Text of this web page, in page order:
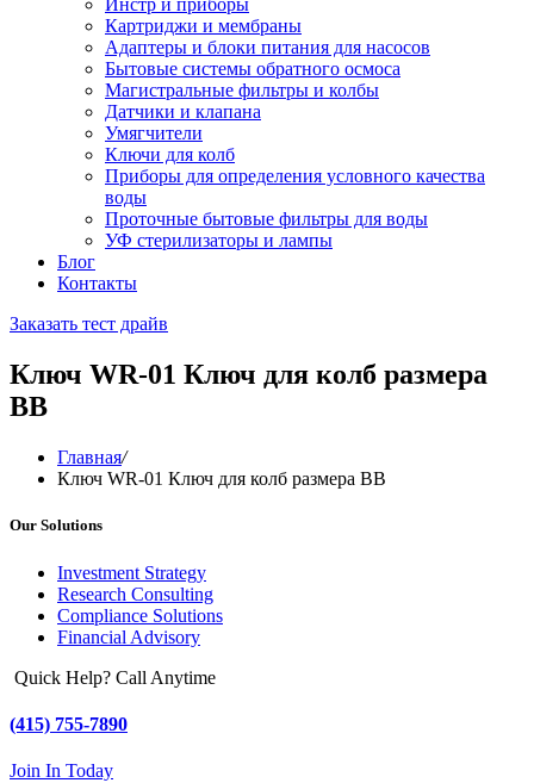
Инстр и приборы
Картриджи и мембраны
Адаптеры и блоки питания для насосов
Бытовые системы обратного осмоса
Магистральные фильтры и колбы
Датчики и клапана
Умягчители
Ключи для колб
Приборы для определения условного качества
воды
Проточные бытовые фильтры для воды
УФ стерилизаторы и лампы
Блог
Контакты
Заказать тест драйв
Ключ WR-01 Ключ для колб размера
BB
Главная/
Ключ WR-01 Ключ для колб размера BB
Our Solutions
Investment Strategy
Research Consulting
Compliance Solutions
Financial Advisory
Quick Help? Call Anytime
(415) 755-7890
Join In Today